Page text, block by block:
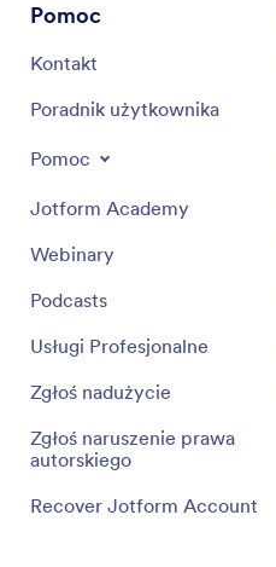
Pomoc
Kontakt
Poradnik użytkownika
Pomoc
Jotform Academy
Webinary
Podcasts
Usługi Profesjonalne
Zgłoś nadużycie
Zgłoś naruszenie prawa
autorskiego
Recover Jotform Account